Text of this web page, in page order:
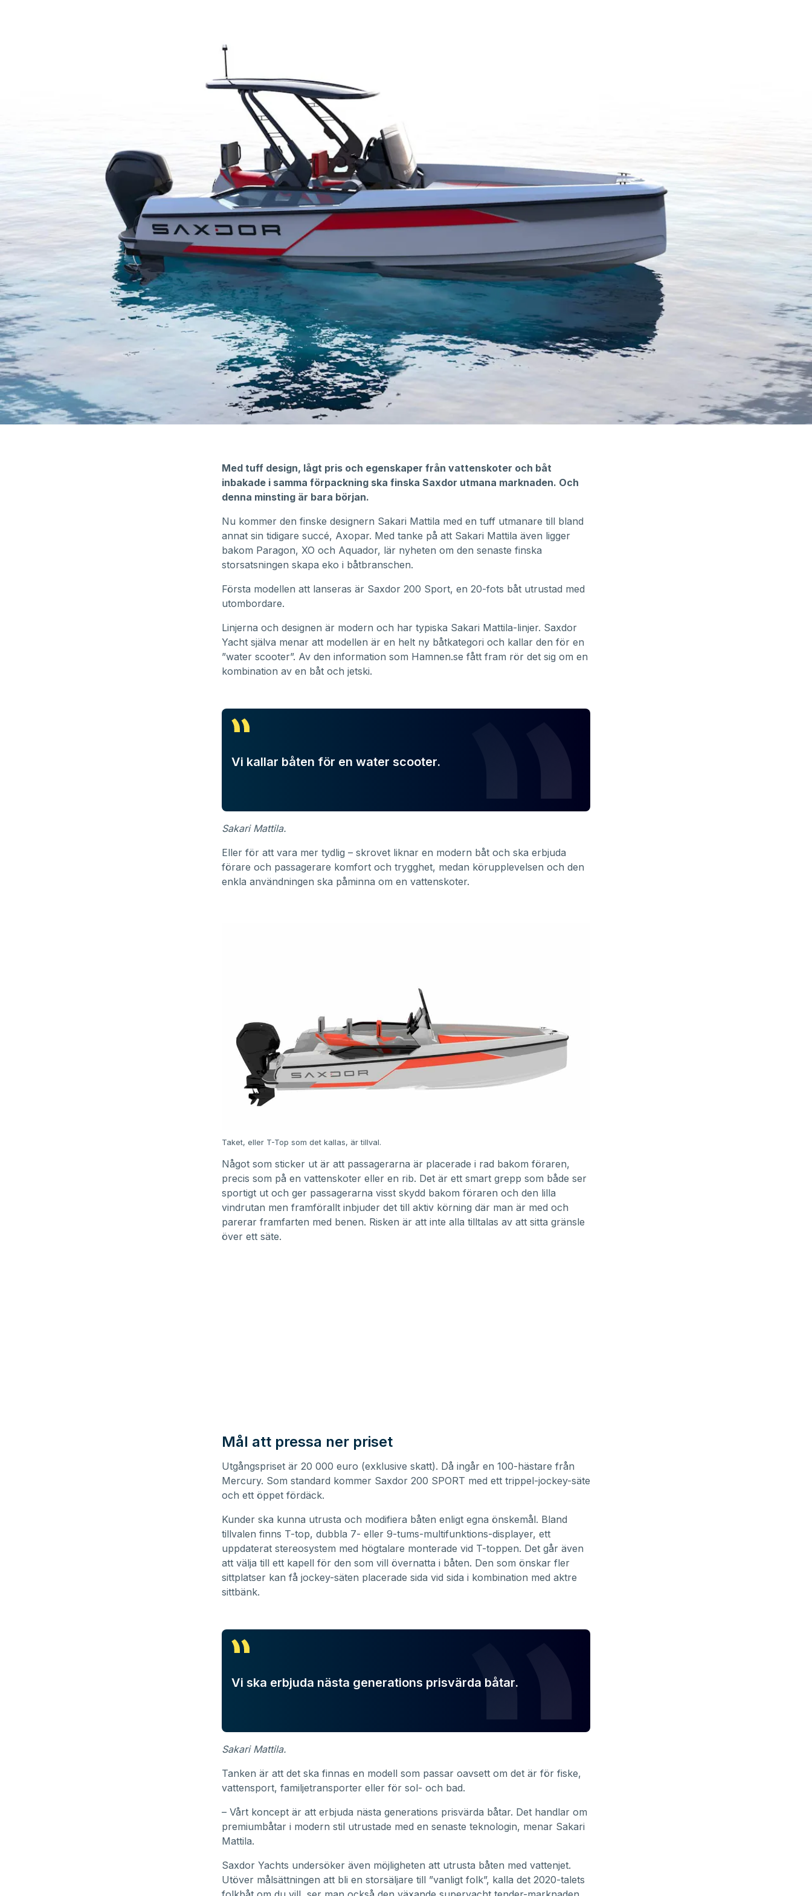
Med tuff design, lågt pris och egenskaper från vattenskoter och båt
inbakade i samma förpackning ska finska Saxdor utmana marknaden. Och
denna minsting är bara början.
Nu kommer den finske designern Sakari Mattila med en tuff utmanare till bland
annat sin tidigare succé, Axopar. Med tanke på att Sakari Mattila även ligger
bakom Paragon, XO och Aquador, lär nyheten om den senaste finska
storsatsningen skapa eko i båtbranschen.
Första modellen att lanseras är Saxdor 200 Sport, en 20-fots båt utrustad med
utombordare.
Linjerna och designen är modern och har typiska Sakari Mattila-linjer. Saxdor
Yacht själva menar att modellen är en helt ny båtkategori och kallar den för en
”water scooter”. Av den information som Hamnen.se fått fram rör det sig om en
kombination av en båt och jetski.
Vi kallar båten för en water scooter.
Sakari Mattila.
Eller för att vara mer tydlig – skrovet liknar en modern båt och ska erbjuda
förare och passagerare komfort och trygghet, medan körupplevelsen och den
enkla användningen ska påminna om en vattenskoter.
Taket, eller T-Top som det kallas, är tillval.
Något som sticker ut är att passagerarna är placerade i rad bakom föraren,
precis som på en vattenskoter eller en rib. Det är ett smart grepp som både ser
sportigt ut och ger passagerarna visst skydd bakom föraren och den lilla
vindrutan men framförallt inbjuder det till aktiv körning där man är med och
parerar framfarten med benen. Risken är att inte alla tilltalas av att sitta gränsle
över ett säte.
Mål att pressa ner priset
Utgångspriset är 20 000 euro (exklusive skatt). Då ingår en 100-hästare från
Mercury. Som standard kommer Saxdor 200 SPORT med ett trippel-jockey-säte
och ett öppet fördäck.
Kunder ska kunna utrusta och modifiera båten enligt egna önskemål. Bland
tillvalen finns T-top, dubbla 7- eller 9-tums-multifunktions-displayer, ett
uppdaterat stereosystem med högtalare monterade vid T-toppen. Det går även
att välja till ett kapell för den som vill övernatta i båten. Den som önskar fler
sittplatser kan få jockey-säten placerade sida vid sida i kombination med aktre
sittbänk.
Vi ska erbjuda nästa generations prisvärda båtar.
Sakari Mattila.
Tanken är att det ska finnas en modell som passar oavsett om det är för fiske,
vattensport, familjetransporter eller för sol- och bad.
– Vårt koncept är att erbjuda nästa generations prisvärda båtar. Det handlar om
premiumbåtar i modern stil utrustade med en senaste teknologin, menar Sakari
Mattila.
Saxdor Yachts undersöker även möjligheten att utrusta båten med vattenjet.
Utöver målsättningen att bli en storsäljare till ”vanligt folk”, kalla det 2020-talets